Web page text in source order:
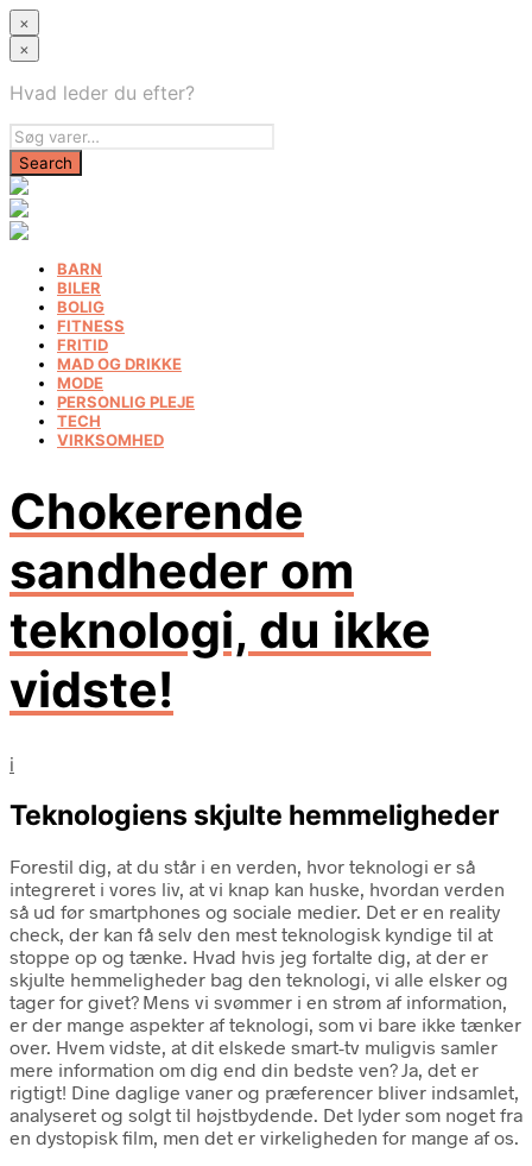
×
×
Hvad leder du efter?
BARN
BILER
BOLIG
FITNESS
FRITID
MAD OG DRIKKE
MODE
PERSONLIG PLEJE
TECH
VIRKSOMHED
Chokerende
sandheder om
teknologi, du ikke
vidste!
i
Teknologiens skjulte hemmeligheder
Forestil dig, at du står i en verden, hvor teknologi er så
integreret i vores liv, at vi knap kan huske, hvordan verden
så ud før smartphones og sociale medier. Det er en reality
check, der kan få selv den mest teknologisk kyndige til at
stoppe op og tænke. Hvad hvis jeg fortalte dig, at der er
skjulte hemmeligheder bag den teknologi, vi alle elsker og
tager for givet? Mens vi svømmer i en strøm af information,
er der mange aspekter af teknologi, som vi bare ikke tænker
over. Hvem vidste, at dit elskede smart-tv muligvis samler
mere information om dig end din bedste ven? Ja, det er
rigtigt! Dine daglige vaner og præferencer bliver indsamlet,
analyseret og solgt til højstbydende. Det lyder som noget fra
en dystopisk film, men det er virkeligheden for mange af os.